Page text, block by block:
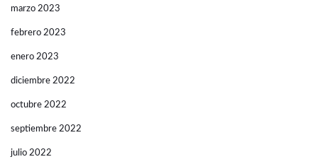
marzo 2023
febrero 2023
enero 2023
diciembre 2022
octubre 2022
septiembre 2022
julio 2022